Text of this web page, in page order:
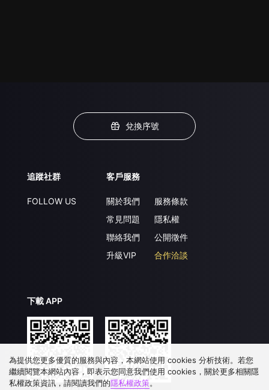
兌換序號
追蹤社群
FOLLOW US
客戶服務
關於我們
常見問題
聯絡我們
升級VIP
服務條款
隱私權
公開徵件
合作洽談
下載 APP
為提供您更多優質的服務與內容，本網站使用 cookies 分析技術。若您
繼續閱覽本網站內容，即表示您同意我們使用 cookies，關於更多相關隱
私權政策資訊，請閱讀我們的隱私權政策。